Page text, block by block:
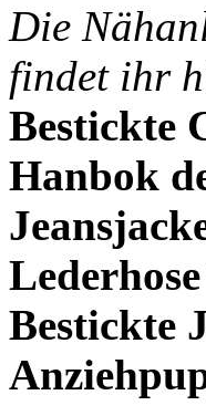
Die
findet ihr
Bestickte
Hanbok
Bestickte